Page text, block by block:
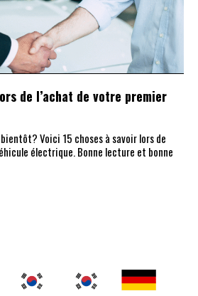
de l’achat de votre premier
Voici 15 choses à savoir lors de
électrique. Bonne lecture et bonne